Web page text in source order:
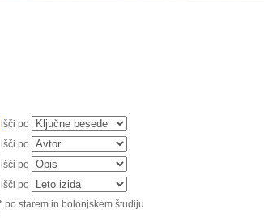
išči po
išči po
išči po
išči po
po starem in bolonjskem študiju